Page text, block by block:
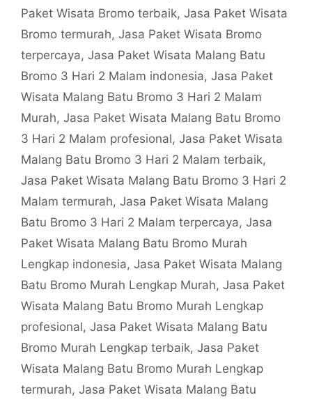
Paket Wisata Bromo terbaik, Jasa Paket Wisata
Bromo termurah, Jasa Paket Wisata Bromo
terpercaya, Jasa Paket Wisata Malang Batu
Bromo 3 Hari 2 Malam indonesia, Jasa Paket
Wisata Malang Batu Bromo 3 Hari 2 Malam
Murah, Jasa Paket Wisata Malang Batu Bromo
3 Hari 2 Malam profesional, Jasa Paket Wisata
Malang Batu Bromo 3 Hari 2 Malam terbaik,
Jasa Paket Wisata Malang Batu Bromo 3 Hari 2
Malam termurah, Jasa Paket Wisata Malang
Batu Bromo 3 Hari 2 Malam terpercaya, Jasa
Paket Wisata Malang Batu Bromo Murah
Lengkap indonesia, Jasa Paket Wisata Malang
Batu Bromo Murah Lengkap Murah, Jasa Paket
Wisata Malang Batu Bromo Murah Lengkap
profesional, Jasa Paket Wisata Malang Batu
Bromo Murah Lengkap terbaik, Jasa Paket
Wisata Malang Batu Bromo Murah Lengkap
termurah, Jasa Paket Wisata Malang Batu